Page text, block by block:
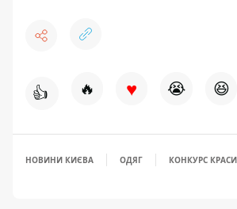
👍 🔥 ♥ 😭 😆
НОВИНИ КИЄВА ОДЯГ КОНКУРС КРАСИ